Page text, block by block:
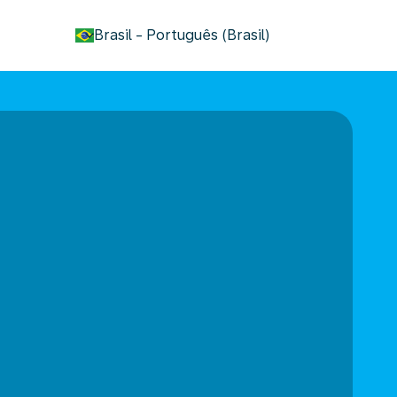
Brasil - Português (Brasil)
keyboard_arrow_down